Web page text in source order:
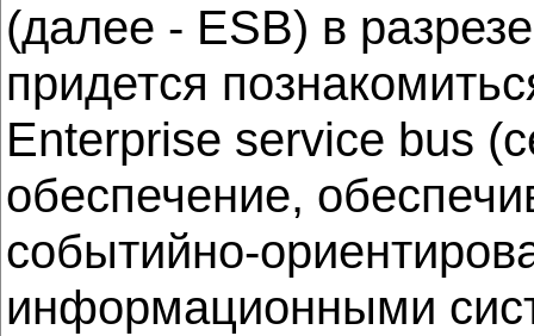
(далее - ESB) в
придется
Enterprise service bus
обеспечение,
событийно-
информационными